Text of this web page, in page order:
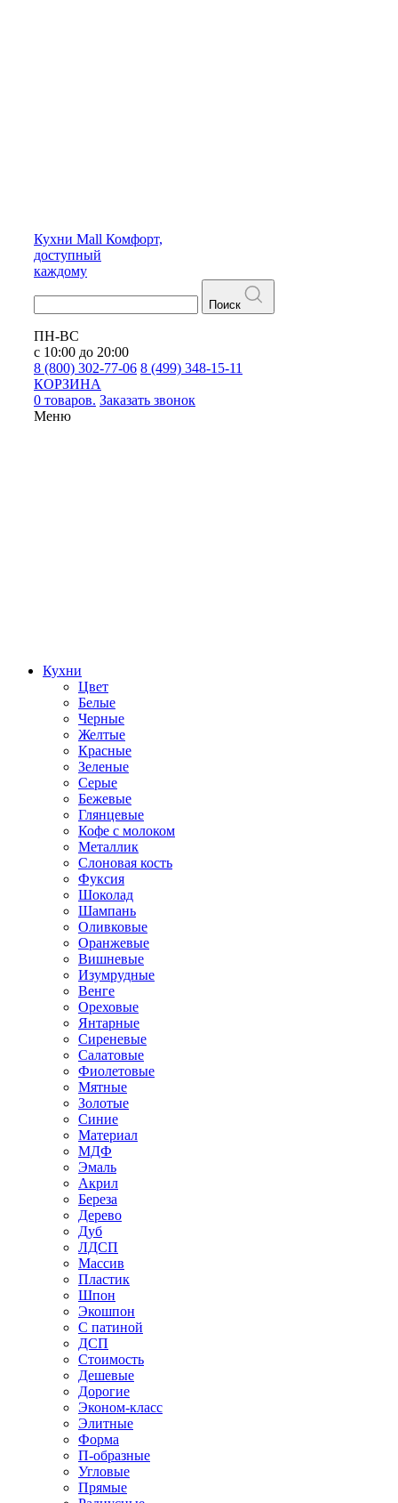
Кухни Mall Комфорт,
доступный
каждому
Поиск
ПН-ВС
с 10:00 до 20:00
8 (800) 302-77-06 8 (499) 348-15-11
КОРЗИНА
0 товаров. Заказать звонок
Меню
Кухни
Цвет
Белые
Черные
Желтые
Красные
Зеленые
Серые
Бежевые
Глянцевые
Кофе с молоком
Металлик
Слоновая кость
Фуксия
Шоколад
Шампань
Оливковые
Оранжевые
Вишневые
Изумрудные
Венге
Ореховые
Янтарные
Сиреневые
Салатовые
Фиолетовые
Мятные
Золотые
Синие
Материал
МДФ
Эмаль
Акрил
Береза
Дерево
Дуб
ЛДСП
Массив
Пластик
Шпон
Экошпон
С патиной
ДСП
Стоимость
Дешевые
Дорогие
Эконом-класс
Элитные
Форма
П-образные
Угловые
Прямые